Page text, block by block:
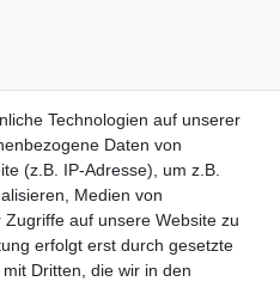
Technologien auf unserer
Daten von
(z.B. IP-Adresse), um z.B.
Medien von
auf unsere Website zu
erfolgt erst durch gesetzte
Dritten, die wir in den